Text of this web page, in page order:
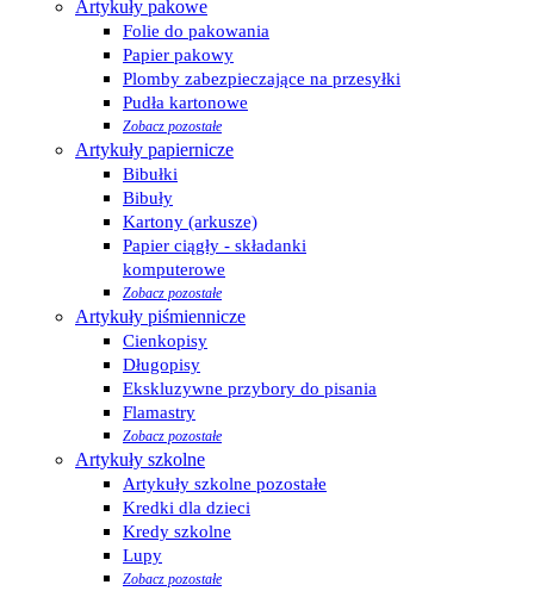
Artykuły pakowe
Folie do pakowania
Papier pakowy
Plomby zabezpieczające na przesyłki
Pudła kartonowe
Zobacz pozostałe
Artykuły papiernicze
Bibułki
Bibuły
Kartony (arkusze)
Papier ciągły - składanki
komputerowe
Zobacz pozostałe
Artykuły piśmiennicze
Cienkopisy
Długopisy
Ekskluzywne przybory do pisania
Flamastry
Zobacz pozostałe
Artykuły szkolne
Artykuły szkolne pozostałe
Kredki dla dzieci
Kredy szkolne
Lupy
Zobacz pozostałe